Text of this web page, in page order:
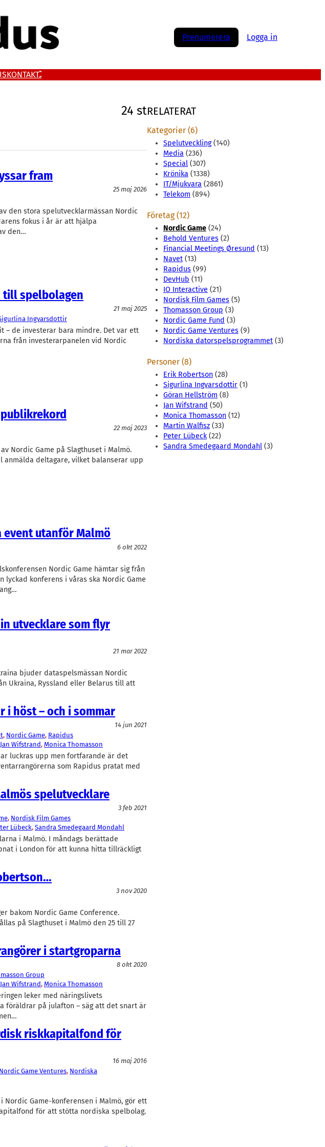
Prenumerera Logga in
KONTAKT
24 st
fram
25 maj 2026
den stora spelutvecklarmässan Nordic
fokus i år är att hjälpa
den…
till spelbolagen
21 maj 2025
Ingvarsdottir
– de investerar bara mindre. Det var ett
från investerarpanelen vid Nordic
22 maj 2023
Nordic Game på Slagthuset i Malmö.
anmälda deltagare, vilket balanserar upp
event utanför Malmö
6 okt 2022
Nordic Game hämtar sig från
lyckad konferens i våras ska Nordic Game
utvecklare som flyr
21 mar 2022
bjuder dataspelsmässan Nordic
Ukraina, Ryssland eller Belarus till att
i höst – och i sommar
14 jun 2021
, Nordic Game, Rapidus
Jan Wifstrand, Monica Thomasson
luckras upp men fortfarande är det
som Rapidus pratat med
spelutvecklare
3 feb 2021
, Nordisk Film Games
Lübeck, Sandra Smedegaard Mondahl
i Malmö. I måndags berättade
i London för att kunna hitta tillräckligt
3 nov 2020
bakom Nordic Game Conference.
på Slagthuset i Malmö den 25 till 27
i startgroparna
8 okt 2020
Group
Jan Wifstrand, Monica Thomasson
leker med näringslivets
föräldrar på julafton – säg att det snart är
riskkapitalfond för
16 maj 2016
Nordic Game Ventures, Nordiska
Nordic Game-konferensen i Malmö, gör ett
för att stötta nordiska spelbolag.
RELATERAT
Kategorier (6)
Spelutveckling(140)
Media (236)
Special (307)
Krönika (1338)
IT/Mjukvara (2861)
Telekom (894)
Företag (12)
Nordic Game (24)
Behold Ventures (2)
Financial Meetings Øresund (13)
Navet (13)
Rapidus (99)
DevHub (11)
IO Interactive (21)
Nordisk Film Games (5)
Thomasson Group (3)
Nordic Game Fund (3)
Nordic Game Ventures (9)
Nordiska datorspelsprogrammet (3)
Personer (8)
Erik Robertson (28)
Sigurlina Ingvarsdottir (1)
Göran Hellström (8)
Jan Wifstrand (50)
Monica Thomasson (12)
Martin Walfisz (33)
Peter Lübeck(22)
Sandra Smedegaard Mondahl (3)